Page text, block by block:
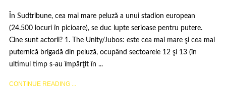
În Sudtribune, cea mai mare peluză a unui stadion european
(24.500 locuri în picioare), se duc lupte serioase pentru putere.
Cine sunt actorii? 1. The Unity/Jubos: este cea mai mare şi cea mai
puternică brigadă din peluză, ocupând sectoarele 12 şi 13 (în
ultimul timp s-au împărţit în ...
CONTINUE READING ...